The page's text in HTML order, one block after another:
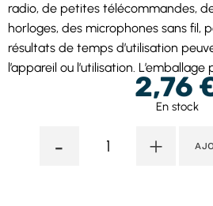
radio, de petites télécommandes,
horloges, des microphones sans fil,
résultats de temps d’utilisation
l’appareil ou l’utilisation.
2,76
En stock
- +